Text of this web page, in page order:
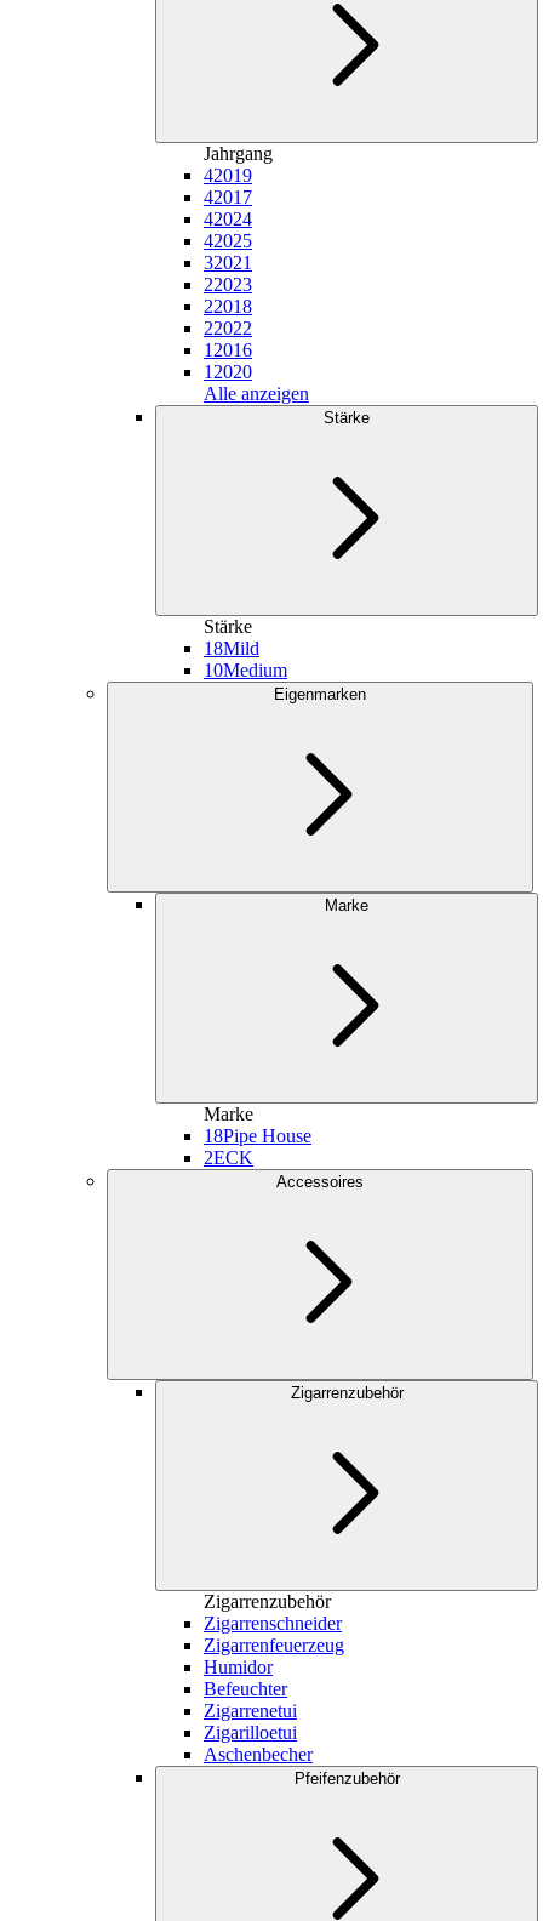
Jahrgang
42019
42017
42024
42025
32021
22023
22018
22022
1 2016
1 2020
Alle anzeigen
Stärke
Stärke
18Mild
10Medium
Eigenmarken
Marke
Marke
18Pipe House
2ECK
Accessoires
Zigarrenzubehör
Zigarrenzubehör
Zigarrenschneider
Zigarrenfeuerzeug
Humidor
Befeuchter
Zigarrenetui
Zigarilloetui
Aschenbecher
Pfeifenzubehör